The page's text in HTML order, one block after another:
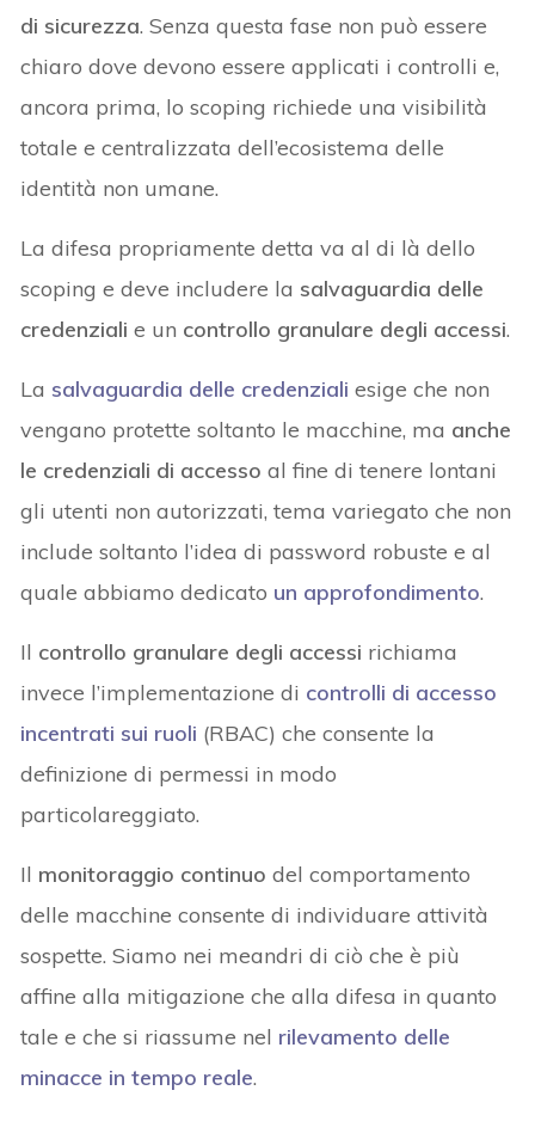
di sicurezza. Senza questa fase non può essere
chiaro dove devono essere applicati i controlli e,
ancora prima, lo scoping richiede una visibilità
totale e centralizzata dell’ecosistema delle
identità non umane.
La difesa propriamente detta va al di là dello
scoping e deve includere la salvaguardia delle
credenziali e un controllo granulare degli accessi.
La salvaguardia delle credenziali esige che non
vengano protette soltanto le macchine, ma anche
le credenziali di accesso al fine di tenere lontani
gli utenti non autorizzati, tema variegato che non
include soltanto l’idea di password robuste e al
quale abbiamo dedicato un approfondimento.
Il controllo granulare degli accessi richiama
invece l’implementazione di controlli di accesso
incentrati sui ruoli (RBAC) che consente la
definizione di permessi in modo
particolareggiato.
Il monitoraggio continuo del comportamento
delle macchine consente di individuare attività
sospette. Siamo nei meandri di ciò che è più
affine alla mitigazione che alla difesa in quanto
tale e che si riassume nel rilevamento delle
minacce in tempo reale.